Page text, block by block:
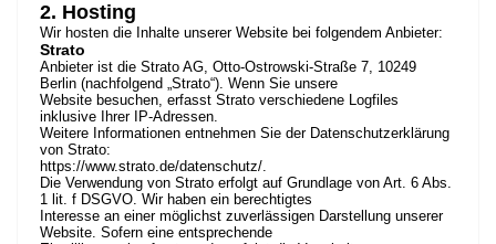
2. Hosting
Wir hosten die Inhalte unserer Website bei folgendem Anbieter:
Strato
Anbieter ist die Strato AG, Otto-Ostrowski-Straße 7, 10249
Berlin (nachfolgend „Strato“). Wenn Sie unsere
Website besuchen, erfasst Strato verschiedene Logfiles
inklusive Ihrer IP-Adressen.
Weitere Informationen entnehmen Sie der Datenschutzerklärung
von Strato:
https://www.strato.de/datenschutz/.
Die Verwendung von Strato erfolgt auf Grundlage von Art. 6 Abs.
1 lit. f DSGVO. Wir haben ein berechtigtes
Interesse an einer möglichst zuverlässigen Darstellung unserer
Website. Sofern eine entsprechende